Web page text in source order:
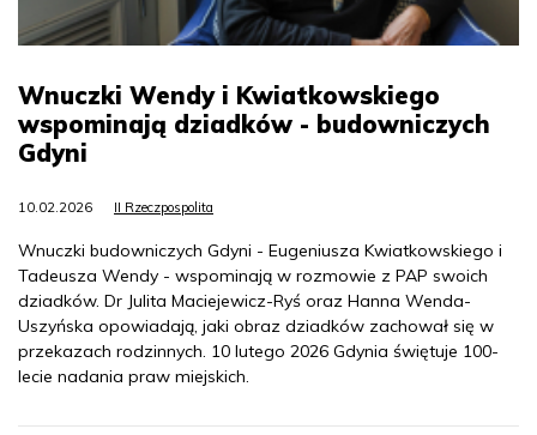
Wnuczki Wendy i Kwiatkowskiego
wspominają dziadków - budowniczych
Gdyni
10.02.2026 II Rzeczpospolita
Wnuczki budowniczych Gdyni - Eugeniusza Kwiatkowskiego i
Tadeusza Wendy - wspominają w rozmowie z PAP swoich
dziadków. Dr Julita Maciejewicz-Ryś oraz Hanna Wenda-
Uszyńska opowiadają, jaki obraz dziadków zachował się w
przekazach rodzinnych. 10 lutego 2026 Gdynia świętuje 100-
lecie nadania praw miejskich.